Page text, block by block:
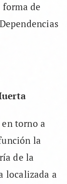
forma de
torno a
la
de la
localizada a